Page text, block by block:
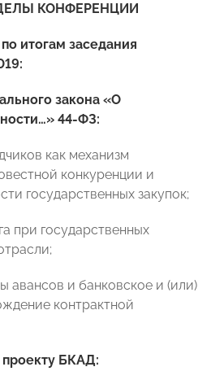
КОНФЕРЕНЦИИ
итогам заседания
закона «О
44-ФЗ:
как механизм
конкуренции и
государственных закупок;
при государственных
авансов и банковское и (или)
контрактной
БКАД: